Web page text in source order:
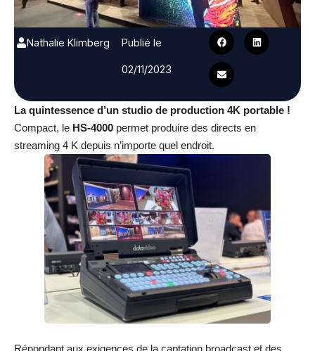
Nathalie Klimberg
Publié le
02/11/2023
La quintessence d’un studio de production 4K portable !
Compact, le HS-4000 permet produire des directs en
streaming 4 K depuis n’importe quel endroit.
Répondant aux exigences de la captation broadcast et des